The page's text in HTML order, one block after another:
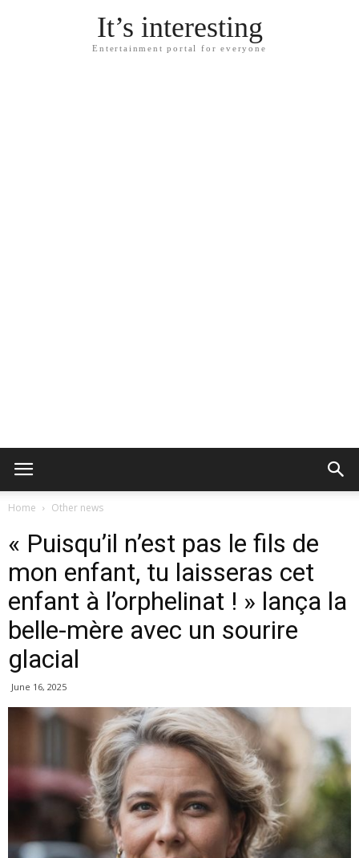
It’s interesting
Entertainment portal for everyone
Home Other news
« Puisqu’il n’est pas le fils de
mon enfant, tu laisseras cet
enfant à l’orphelinat ! » lança la
belle-mère avec un sourire
glacial
June 16, 2025